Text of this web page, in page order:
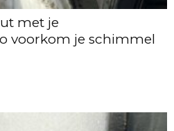
met je
voorkom je schimmel